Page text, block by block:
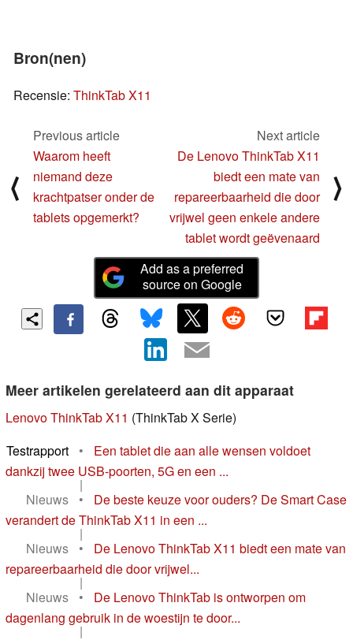
Bron(nen)
Recensie: ThinkTab X11
⟨
Previous article
Waarom heeft
niemand deze
krachtpatser onder de
tablets opgemerkt?
Next article
De Lenovo ThinkTab X11
biedt een mate van
repareerbaarheid die door
vrijwel geen enkele andere
tablet wordt geëvenaard
⟩
Add as a preferred
source on Google
Meer artikelen gerelateerd aan dit apparaat
Lenovo ThinkTab X11 (ThinkTab X Serie)
Testrapport
•
Een tablet die aan alle wensen voldoet
dankzij twee USB-poorten, 5G en een ...
|
Nieuws
•
De beste keuze voor ouders? De Smart Case
verandert de ThinkTab X11 in een ...
|
Nieuws
•
De Lenovo ThinkTab X11 biedt een mate van
repareerbaarheid die door vrijwel...
|
Nieuws
•
De Lenovo ThinkTab is ontworpen om
dagenlang gebruik in de woestijn te door...
|